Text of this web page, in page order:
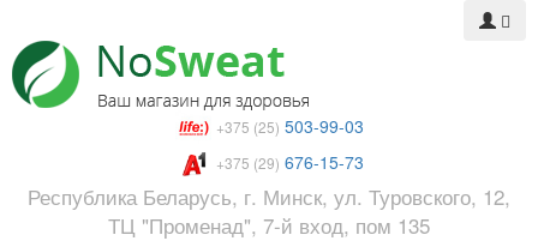
+375 (25) 503-99-03
+375 (29) 676-15-73
Республика Беларусь, г. Минск, ул. Туровского, 12,
ТЦ "Променад", 7-й вход, пом 135